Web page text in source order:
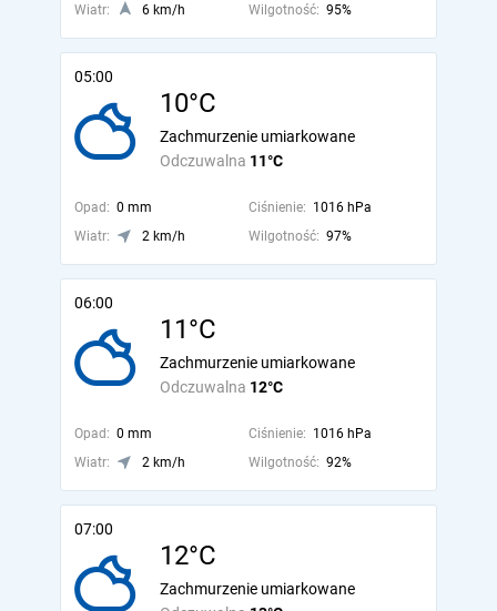
Wiatr:
6 km/h Wilgotność: 95%
05:00
10°C
Odczuwalna 11°C
Zachmurzenie umiarkowane
Opad: 0 mm Ciśnienie: 1016 hPa
Wiatr:
2 km/h Wilgotność: 97%
06:00
11°C
Odczuwalna 12°C
Zachmurzenie umiarkowane
Opad: 0 mm Ciśnienie: 1016 hPa
Wiatr:
2 km/h Wilgotność: 92%
07:00
12°C
Zachmurzenie umiarkowane